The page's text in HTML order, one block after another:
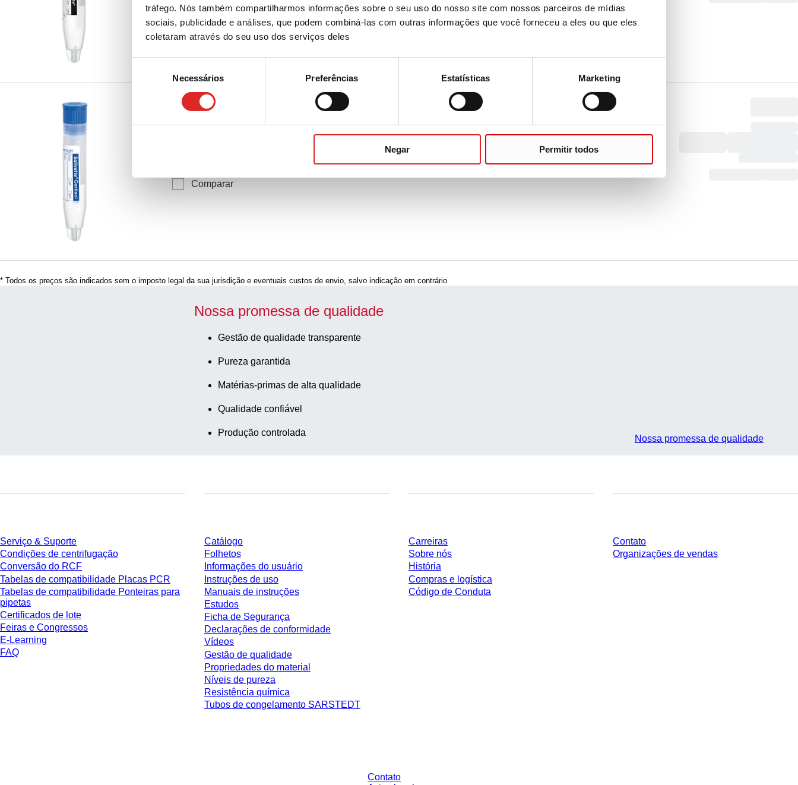
tráfego. Nós também compartilharmos informações sobre o seu uso do nosso site com nossos parceiros de mídias
sociais, publicidade e análises, que podem combiná-las com outras informações que você forneceu a eles ou que eles
coletaram através do seu uso dos serviços deles
consentimento
Necessários Preferências Estatísticas Marketing
Negar Permitir todos
de saliva, 100 unid./pacote
Comparar
Salivette® Cortisol, com rolo de fibras sintéticas,
tampa: azul, com etiqueta de papel
Salivette® Cortisol, com rolo de fibras sintéticas,
branca/azul, para Determinação do cortisol a partir da saliva,
Comparar
* Todos os preços são indicados sem o imposto legal da sua jurisdição e eventuais custos de envio, salvo indicação em contrário
Nossa promessa de qualidade
Gestão de qualidade transparente
Pureza garantida
Matérias-primas de alta qualidade
Qualidade confiável
Produção controlada
Nossa promessa de qualidade
Serviço & Suporte
Condições de centrifugação
Conversão do RCF
Tabelas de compatibilidade Placas PCR
Tabelas de compatibilidade Ponteiras para
pipetas
Certificados de lote
Feiras e Congressos
E-Learning
FAQ
Catálogo
Folhetos
Informações do usuário
Instruções de uso
Manuais de instruções
Estudos
Ficha de Segurança
Declarações de conformidade
Vídeos
Gestão de qualidade
Propriedades do material
Níveis de pureza
Resistência química
Tubos de congelamento SARSTEDT
Carreiras
Sobre nós
História
Compras e logística
Código de Conduta
Contato
Organizações de vendas
Contato